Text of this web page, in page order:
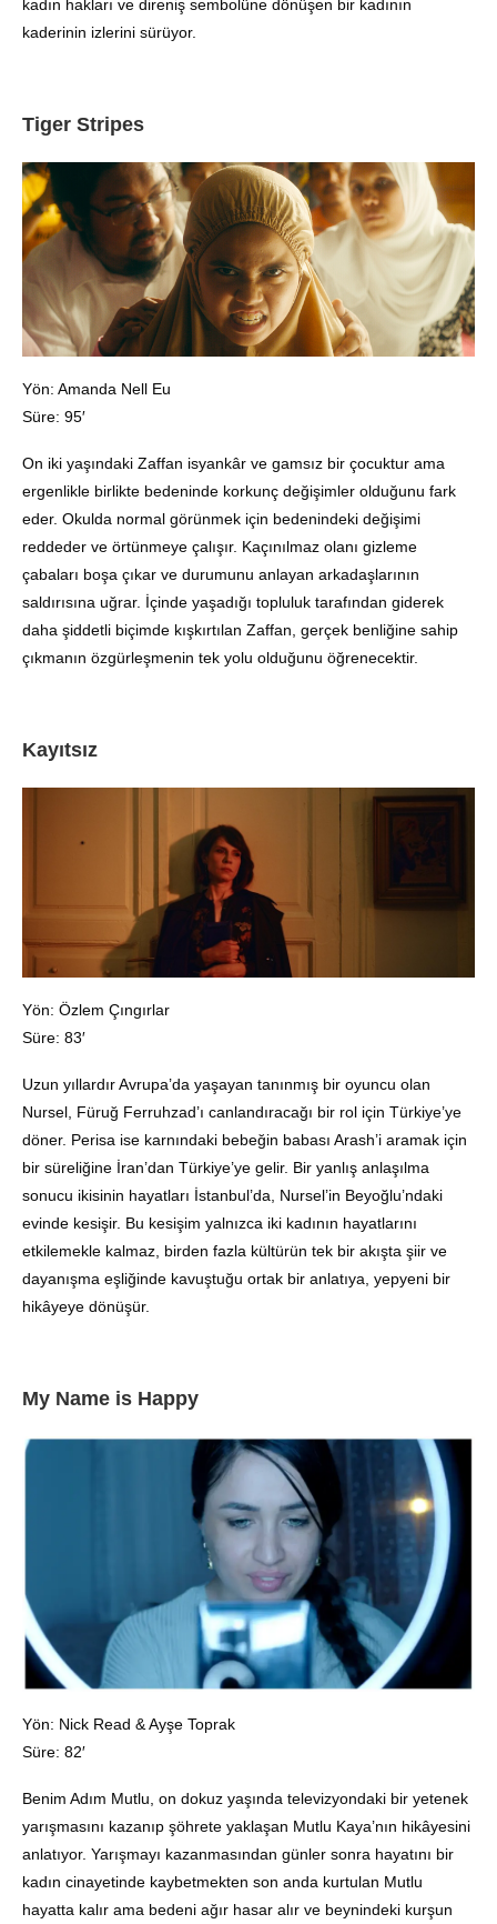
kadın hakları ve direniş sembolüne dönüşen bir kadının
kaderinin izlerini sürüyor.
Tiger Stripes
Yön: Amanda Nell Eu
Süre: 95′
On iki yaşındaki Zaffan isyankâr ve gamsız bir çocuktur ama
ergenlikle birlikte bedeninde korkunç değişimler olduğunu fark
eder. Okulda normal görünmek için bedenindeki değişimi
reddeder ve örtünmeye çalışır. Kaçınılmaz olanı gizleme
çabaları boşa çıkar ve durumunu anlayan arkadaşlarının
saldırısına uğrar. İçinde yaşadığı topluluk tarafından giderek
daha şiddetli biçimde kışkırtılan Zaffan, gerçek benliğine sahip
çıkmanın özgürleşmenin tek yolu olduğunu öğrenecektir.
Kayıtsız
Yön: Özlem Çıngırlar
Süre: 83′
Uzun yıllardır Avrupa’da yaşayan tanınmış bir oyuncu olan
Nursel, Füruğ Ferruhzad’ı canlandıracağı bir rol için Türkiye’ye
döner. Perisa ise karnındaki bebeğin babası Arash’i aramak için
bir süreliğine İran’dan Türkiye’ye gelir. Bir yanlış anlaşılma
sonucu ikisinin hayatları İstanbul’da, Nursel’in Beyoğlu’ndaki
evinde kesişir. Bu kesişim yalnızca iki kadının hayatlarını
etkilemekle kalmaz, birden fazla kültürün tek bir akışta şiir ve
dayanışma eşliğinde kavuştuğu ortak bir anlatıya, yepyeni bir
hikâyeye dönüşür.
My Name is Happy
Yön: Nick Read & Ayşe Toprak
Süre: 82′
Benim Adım Mutlu, on dokuz yaşında televizyondaki bir yetenek
yarışmasını kazanıp şöhrete yaklaşan Mutlu Kaya’nın hikâyesini
anlatıyor. Yarışmayı kazanmasından günler sonra hayatını bir
kadın cinayetinde kaybetmekten son anda kurtulan Mutlu
hayatta kalır ama bedeni ağır hasar alır ve beynindeki kurşun